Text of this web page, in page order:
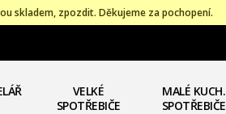
skladem, zpozdit. Děkujeme za pochopení.
VELKÉ
SPOTŘEBIČE
MALÉ KUCH.
SPOTŘEBIČE